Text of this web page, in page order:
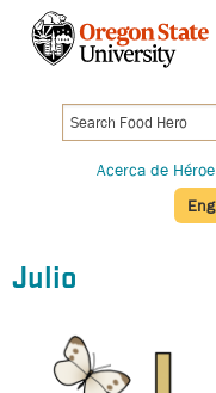
Pasar
principal
Acerca de
Julio